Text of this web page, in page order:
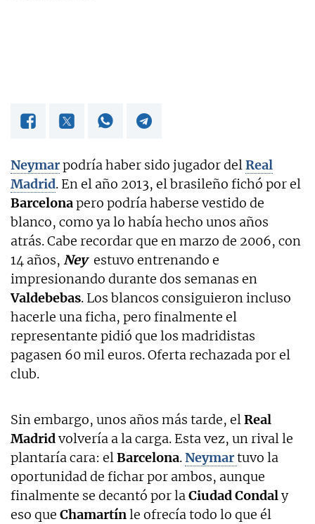
Neymarpodría haber sido jugador delReal
Madrid. En el año 2013, el brasileño fichó por el
Barcelonapero podría haberse vestido de
blanco, como ya lo había hecho unos años
atrás. Cabe recordar que en marzo de 2006, con
14 años, Ney estuvo entrenando e
impresionando durante dos semanas en
Valdebebas. Los blancos consiguieron incluso
hacerle una ficha, pero finalmente el
representante pidió que los madridistas
pagasen 60 mil euros. Oferta rechazada por el
club.
Sin embargo, unos años más tarde, elReal
Madridvolvería a la carga. Esta vez, un rival le
plantaría cara: elBarcelona.Neymartuvo la
oportunidad de fichar por ambos, aunque
finalmente se decantó por laCiudad Condaly
eso que Chamartínle ofrecía todo lo que él